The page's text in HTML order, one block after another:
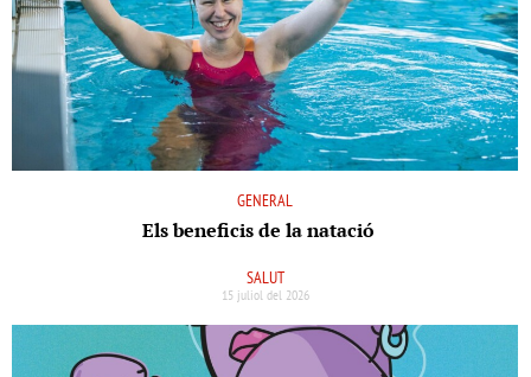
GENERAL
Els beneﬁcis de la natació
SALUT
15 juliol del 2026